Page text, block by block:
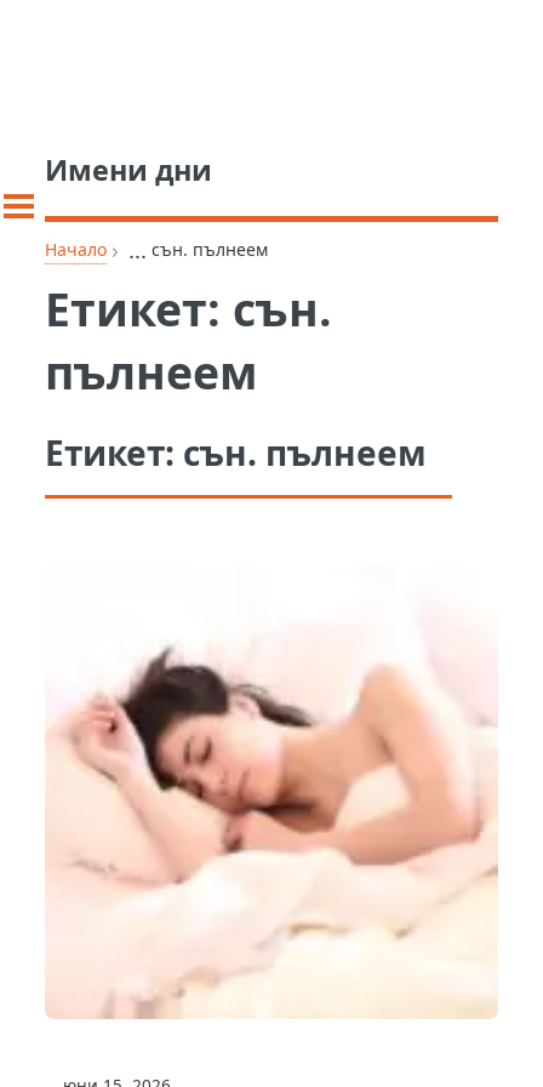
Имени дни
Начало › ... сън. пълнеем
Етикет: сън.
пълнеем
Етикет: сън. пълнеем